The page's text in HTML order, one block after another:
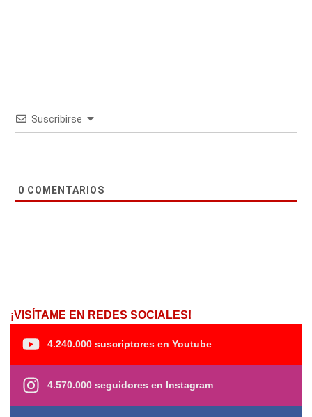
Suscribirse
0 COMENTARIOS
¡VISÍTAME EN REDES SOCIALES!
4.240.000 suscriptores en Youtube
4.570.000 seguidores en Instagram